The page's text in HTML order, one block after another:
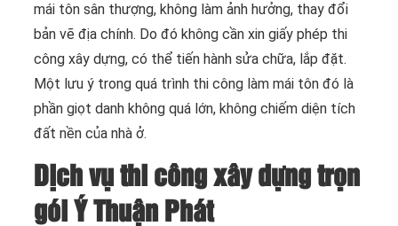
mái tôn sân thượng, không làm ảnh hưởng, thay đổi
bản vẽ địa chính. Do đó không cần xin giấy phép thi
công xây dựng, có thể tiến hành sửa chữa, lắp đặt.
Một lưu ý trong quá trình thi công làm mái tôn đó là
phần giọt danh không quá lớn, không chiếm diện tích
đất nền của nhà ở.
Dịch vụ thi công xây dựng trọn
gói Ý Thuận Phát